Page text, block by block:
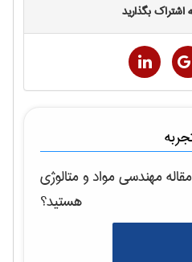
بگذارید
مهندسی مواد و متالوژی
هستید؟